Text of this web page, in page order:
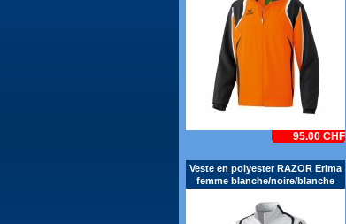
95.00 CHF
Veste en polyester RAZOR Erima
femme blanche/noire/blanche